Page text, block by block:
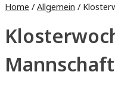
Home / Allgemein /